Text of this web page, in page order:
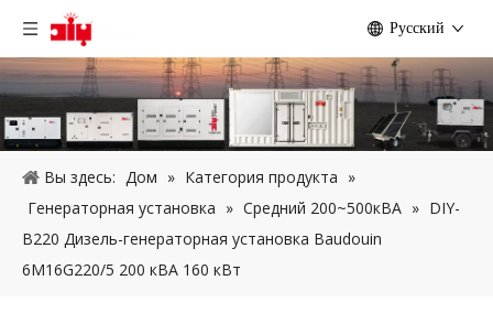
Pусский
Вы здесь: Дом » Категория продукта »
Генераторная установка » Средний 200~500кВА » DIY-
B220 Дизель-генераторная установка Baudouin
6M16G220/5 200 кВА 160 кВт